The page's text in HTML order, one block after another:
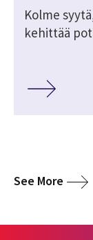
Kolme
kehittää
See More media